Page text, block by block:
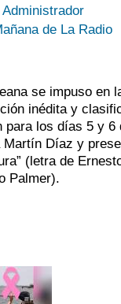
Administrador
de La Radio
se impuso en
inédita y
para los días 5 y 6
Díaz y
(letra de
Palmer).